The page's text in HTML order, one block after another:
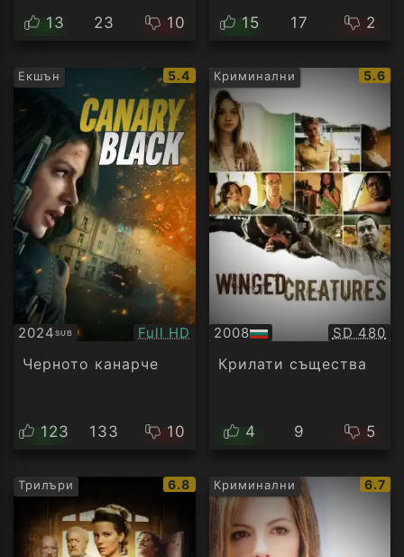
13 23 10 15 17 2
Екшън
IMDb
рейтинг:
5.4
2024SUB
Субтитри Качество:
Full HD
Черното канарче
123 133 10
Криминални
IMDb
5.6
2008
БГ
аудио
SD 480
Крилати същества
4 9 5
Трилъри
IMDb
рейтинг:
6.8 Криминални
IMDb
6.7